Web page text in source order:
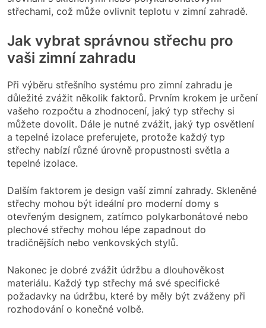
střechami, což může ovlivnit teplotu v zimní zahradě.
Jak vybrat správnou střechu pro
vaši zimní zahradu
Při výběru střešního systému pro zimní zahradu je
důležité zvážit několik faktorů. Prvním krokem je určení
vašeho rozpočtu a zhodnocení, jaký typ střechy si
můžete dovolit. Dále je nutné zvážit, jaký typ osvětlení
a tepelné izolace preferujete, protože každý typ
střechy nabízí různé úrovně propustnosti světla a
tepelné izolace.
Dalším faktorem je design vaší zimní zahrady. Skleněné
střechy mohou být ideální pro moderní domy s
otevřeným designem, zatímco polykarbonátové nebo
plechové střechy mohou lépe zapadnout do
tradičnějších nebo venkovských stylů.
Nakonec je dobré zvážit údržbu a dlouhověkost
materiálu. Každý typ střechy má své specifické
požadavky na údržbu, které by měly být zváženy při
rozhodování o konečné volbě.